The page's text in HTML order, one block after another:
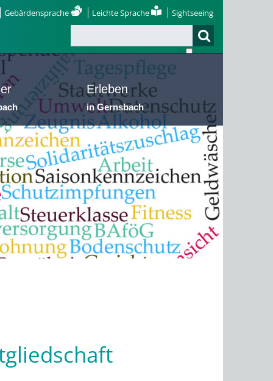
Gebärdensprache Leichte Sprache Sightseeing
Erleben
in Gernsbach